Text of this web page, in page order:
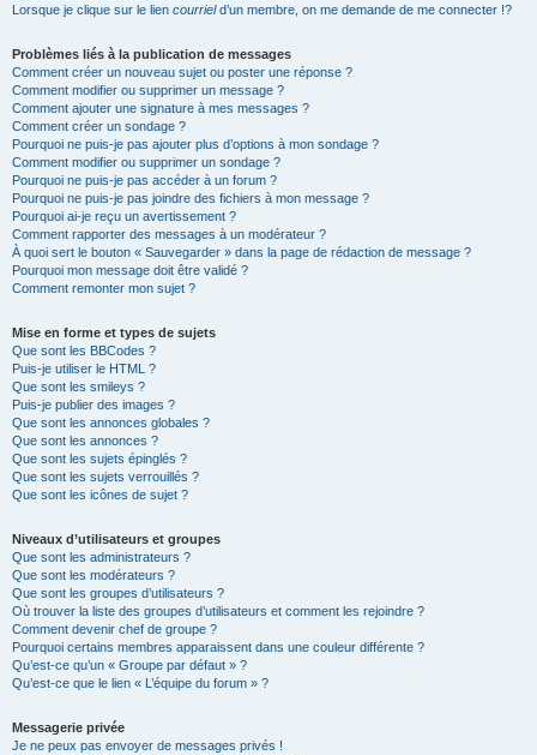
Lorsque je clique sur le lien courrield’un membre, on me demande de me connecter !?
Problèmes liés à la publication de messages
Comment créer un nouveau sujet ou poster une réponse ?
Comment modifier ou supprimer un message ?
Comment ajouter une signature à mes messages ?
Comment créer un sondage ?
Pourquoi ne puis-je pas ajouter plus d’options à mon sondage ?
Comment modifier ou supprimer un sondage ?
Pourquoi ne puis-je pas accéder à un forum ?
Pourquoi ne puis-je pas joindre des fichiers à mon message ?
Pourquoi ai-je reçu un avertissement ?
Comment rapporter des messages à un modérateur ?
À quoi sert le bouton « Sauvegarder » dans la page de rédaction de message ?
Pourquoi mon message doit être validé ?
Comment remonter mon sujet ?
Mise en forme et types de sujets
Que sont les BBCodes ?
Puis-je utiliser le HTML ?
Que sont les smileys ?
Puis-je publier des images ?
Que sont les annonces globales ?
Que sont les annonces ?
Que sont les sujets épinglés ?
Que sont les sujets verrouillés ?
Que sont les icônes de sujet ?
Niveaux d’utilisateurs et groupes
Que sont les administrateurs ?
Que sont les modérateurs ?
Que sont les groupes d’utilisateurs ?
Où trouver la liste des groupes d’utilisateurs et comment les rejoindre ?
Comment devenir chef de groupe ?
Pourquoi certains membres apparaissent dans une couleur différente ?
Qu’est-ce qu’un « Groupe par défaut » ?
Qu’est-ce que le lien « L’équipe du forum » ?
Messagerie privée
Je ne peux pas envoyer de messages privés !